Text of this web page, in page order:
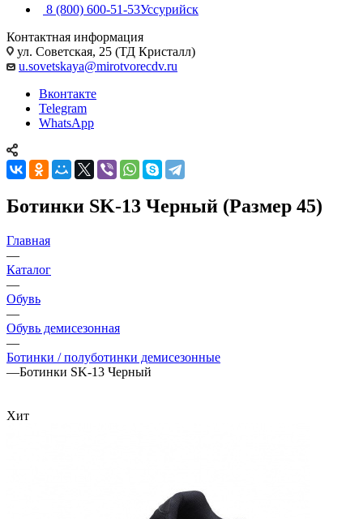
8 (800) 600-51-53Уссурийск
Контактная информация
ул. Советская, 25 (ТД Кристалл)
u.sovetskaya@mirotvorecdv.ru
Вконтакте
Telegram
WhatsApp
Ботинки SK-13 Черный (Размер 45)
Главная
—
Каталог
—
Обувь
—
Обувь демисезонная
—
Ботинки / полуботинки демисезонные
—Ботинки SK-13 Черный
Хит